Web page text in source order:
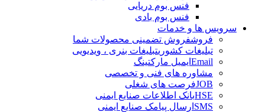
فنس بوم دریایی
فنس بوم بادی
سرویس ها و خدمات
فروشفروش تضمینی محصولات شما
تبلیغات کشوریتبلیغات بنری ، ویدیویی
Email ایمیل مارکتینگ
مشاوره های فنی و تخصصی
JOBفرصت های شغلی
HSEبانک اطلاعات صنایع ایمنی
SMS ارسال پیامک صنایع ایمنی